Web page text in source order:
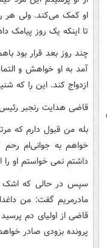
او کمک می‌کند. ولی هر
تا اینکه یک روز پیامک
چند روز بعد قرار بود
آمد به او خواهش و
ازدواج کند. این را که
قاضی هدایت رنجبر رئیس
بله من قبول دارم که
خواهم به جوانی‌ام
داشتم نمی خواستم او
سپس در حالی که اشک
مادرمریم گفت: من
قاضی از اولیای دم
پرونده بزودی صادر